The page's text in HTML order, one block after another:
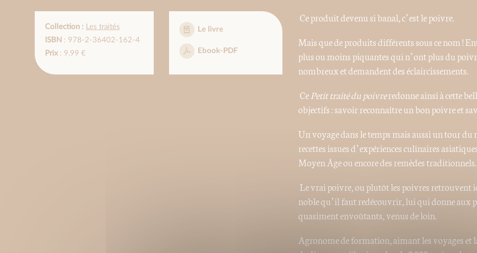
Collection :
Les traités
ISBN : 978-2-36402-162-4
Prix: 9,99 €
Le livre
Ebook-PDF
Ce produit devenu si banal, c’est le poivre.
Mais que de produits différents sous ce nom !
plus ou moins piquantes qui n’ont plus du
nombreux et demandent des éclaircissements.
CePetit traité du poivreredonne ainsi à cette
objectifs : savoir reconnaître un bon poivre et
Un voyage dans le temps mais aussi un tour
recettes issues d’expériences culinaires
Moyen Âge ou encore des remèdes traditionnels.
Le vrai poivre, ou plutôt les poivres retrouvent
noble qu’il faut redécouvrir, lui qui donne aux
quasiment envoûtants, venus de loin.
Agronome de formation, aimant les voyages et